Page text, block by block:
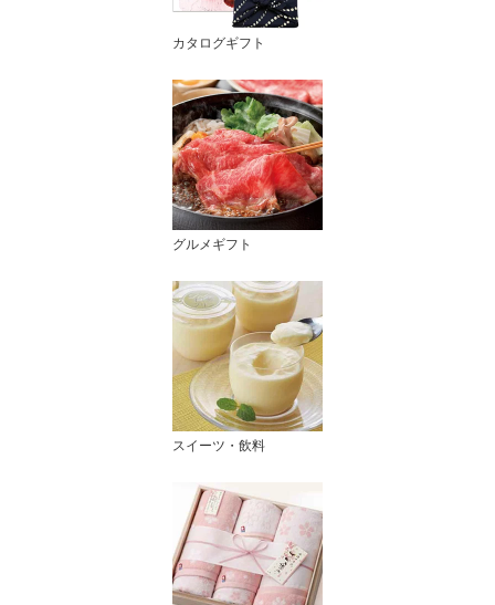
カタログギフト
グルメギフト
スイーツ・飲料